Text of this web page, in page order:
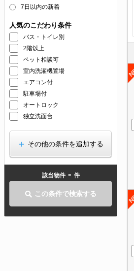
7日以内の新着
人気のこだわり条件
バス・トイレ別
2階以上
ペット相談可
室内洗濯機置場
エアコン付
駐車場付
オートロック
独立洗面台
その他の条件を追加する
該当物件 - 件
この条件で検索する